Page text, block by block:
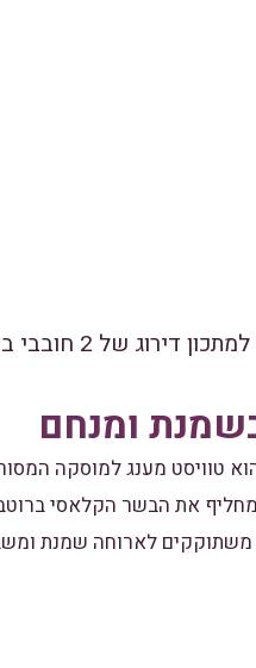
ומנחם
טוויסט מענג למוסקה
את הבשר הקלאסי
לארוחה שמנת